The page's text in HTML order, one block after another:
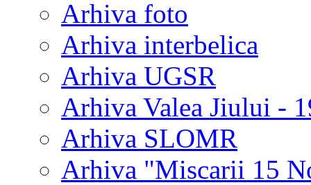
Arhiva foto
Arhiva interbelica
Arhiva UGSR
Arhiva Valea Jiului -
Arhiva SLOMR
Arhiva "Miscarii 15